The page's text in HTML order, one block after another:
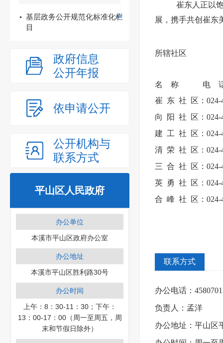
基层政务公开规范化标准化栏
目
政府信息
公开年报
依申请公开
公开机构与
联系方式
平山区人民政府
办公单位
本溪市平山区政府办公室
办公地址
本溪市平山区胜利路30号
办公时间
上午：8：30-11：30；下午：
13：00-17：00（周一至周五，周
末和节假日除外）
崔东人正以
展，携手共创崔东
所辖社区
名　称　　　电
崔 东 社 区：024-
向
阳 社 区：024-
建 工 社 区：024-
清 荣 社 区：024-
三 合 社 区：024-
英 勇 社 区：024-
合 峰 社 区：024-
联系方式
办公电话：
负责人：孟洋
办公地址：平山区